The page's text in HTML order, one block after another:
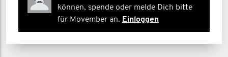
können, spende oder melde Dich bitte
für Movember an. Einloggen